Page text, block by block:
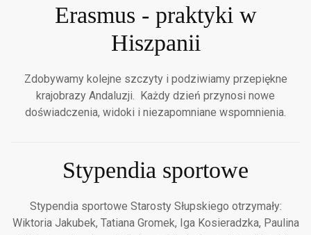
Erasmus - praktyki w
Hiszpanii
Zdobywamy kolejne szczyty i podziwiamy przepiękne
krajobrazy Andaluzji. Każdy dzień przynosi nowe
doświadczenia, widoki i niezapomniane wspomnienia.
Stypendia sportowe
Stypendia sportowe Starosty Słupskiego otrzymały:
Wiktoria Jakubek, Tatiana Gromek, Iga Kosieradzka, Paulina